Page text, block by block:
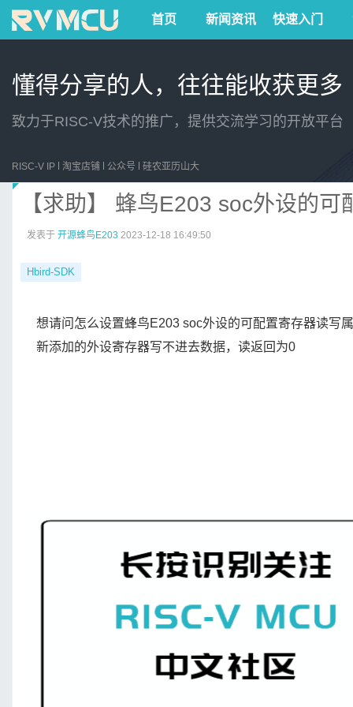
首页 新闻资讯 快速入门
懂得分享的人，往往能收获更多
致力于RISC-V技术的推广，提供交流学习的开放平台
RISC-V IP 淘宝店铺 公众号 硅农亚历山大
【求助】 蜂鸟E203 soc外设的
发表于 开源蜂鸟E203 2023-12-18 16:49:50
Hbird-SDK
想请问怎么设置蜂鸟E203 soc外设的可配置寄存器读写
新添加的外设寄存器写不进去数据，读返回为0